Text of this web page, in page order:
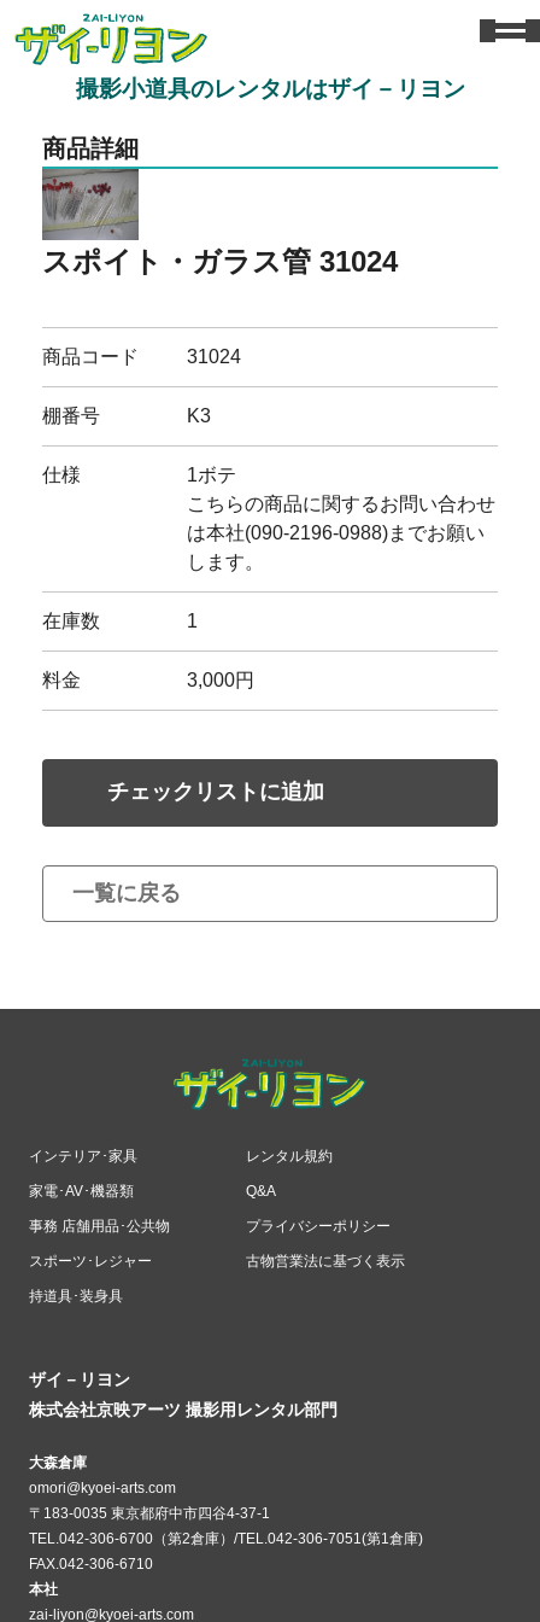
撮影小道具のレンタルはザイ－リヨン
商品詳細
スポイト・ガラス管 31024
商品コード 31024
棚番号 K3
仕様
1ボテ
こちらの商品に関するお問い合わせ
は本社(090-2196-0988)までお願い
します。
在庫数 1
料金 3,000円
チェックリストに追加
一覧に戻る
インテリア･家具
家電･AV･機器類
事務 店舗用品･公共物
スポーツ･レジャー
持道具･装身具
レンタル規約
Q&A
プライバシーポリシー
古物営業法に基づく表示
ザイ－リヨン
株式会社京映アーツ 撮影用レンタル部門
大森倉庫
omori@kyoei-arts.com
〒183-0035 東京都府中市四谷4-37-1
TEL.042-306-6700（第2倉庫）/TEL.042-306-7051(第1倉庫)
FAX.042-306-6710
本社
zai-liyon@kyoei-arts.com